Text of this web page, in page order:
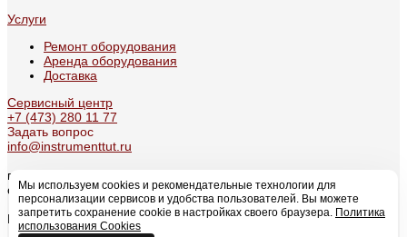
Услуги
Ремонт оборудования
Аренда оборудования
Доставка
Сервисный центр
+7 (473) 280 11 77
Задать вопрос
info@instrumenttut.ru
г. Воронеж, проспект Патриотов, 49А
с 09:00 по 17:30
Мы в соцсетях
Мы используем cookies и рекомендательные технологии для
персонализации сервисов и удобства пользователей. Вы можете
запретить сохранение cookie в настройках своего браузера. Политика
использования Cookies